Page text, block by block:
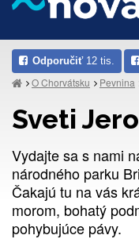
Odporučiť12 tis.
O Chorvátsku Pevnina
Sveti
Vydajte sa s nami
národného parku
Čakajú tu na vás
morom, bohatý
pohybujúce pávy.